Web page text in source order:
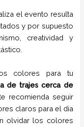
el evento resulta
y por supuesto
creatividad y
colores para tu
de trajes cerca de
recomienda seguir
claros para el día
olvidar los colores